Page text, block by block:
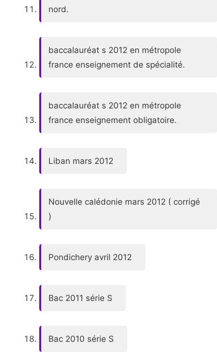
nord.
baccalauréat s 2012 en métropole
france enseignement de spécialité.
baccalauréat s 2012 en métropole
france enseignement obligatoire.
Liban mars 2012
Nouvelle calédonie mars 2012 ( corrigé
)
Pondichery avril 2012
Bac 2011 série S
Bac 2010 série S